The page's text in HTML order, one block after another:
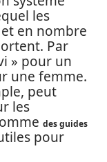
les
en nombre
Par
» pour un
une femme.
peut
les
des guides
pour